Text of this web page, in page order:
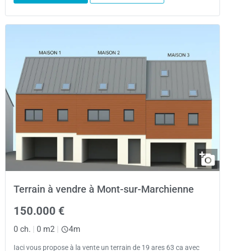
Terrain à vendre à Mont-sur-Marchienne
150.000 €
0 ch. | 0 m2 | 4m
Iaci vous propose à la vente un terrain de 19 ares 63 ca avec